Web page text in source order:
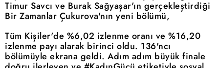
Timur Savcı ve Burak Sağyaşar'ın gerçekleştirdiği
Bir Zamanlar Çukurova'nın yeni bölümü,
Tüm Kişiler'de %6,02 izlenme oranı ve %16,20
izlenme payı alarak birinci oldu. 136'ncı
bölümüyle ekrana geldi. Adım adım büyük finale